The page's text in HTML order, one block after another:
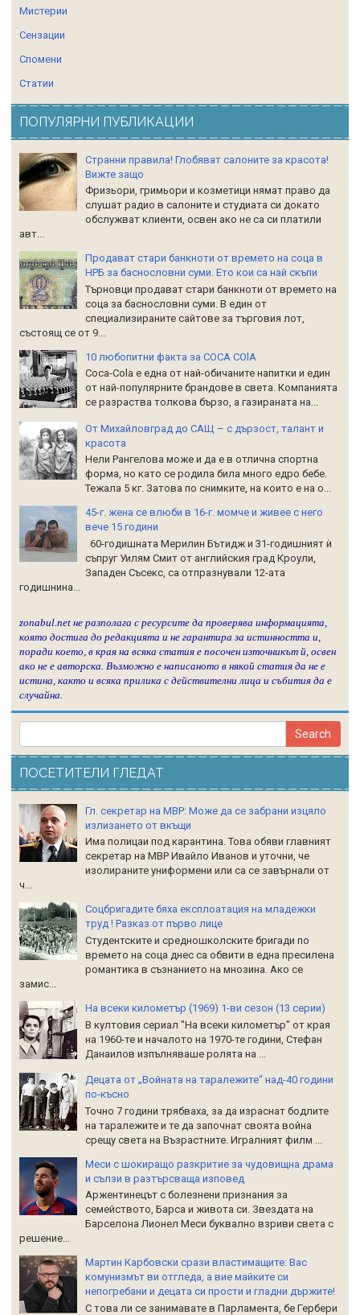
Мистерии
Сензации
Спомени
Статии
ПОПУЛЯРНИ ПУБЛИКАЦИИ
Странни правила! Глобяват салоните за красота!
Вижте защо
Фризьори, гримьори и козметици нямат право да
слушат радио в салоните и студиата си докато
обслужват клиенти, освен ако не са си платили
авт...
Продават стари банкноти от времето на соца в
НРБ за баснословни суми. Ето кои са най скъпи
Търновци продават стари банкноти от времето на
соца за баснословни суми. В един от
специализираните сайтове за търговия лот,
състоящ се от 9...
10 любопитни факта за COCA COlA
Coca-Cola е една от най-обичаните напитки и един
от най-популярните брандове в света. Компанията
се разраства толкова бързо, а газираната на...
От Михайловград до САЩ – с дързост, талант и
красота
Нели Рангелова може и да е в отлична спортна
форма, но като се родила била много едро бебе.
Тежала 5 кг. Затова по снимките, на които е на о...
45-г. жена се влюби в 16-г. момче и живее с него
вече 15 години
60-годишната Мерилин Бътидж и 31-годишният ѝ
съпруг Уилям Смит от английския град Кроули,
Западен Съсекс, са отпразнували 12-ата
годишнина...
zonabul.net не разполага с ресурсите да проверява информацията,
която достига до редакцията и не гарантира за истинността и,
поради което, в края на всяка статия е посочен източникът й, освен
ако не е авторска. Възможно е написаното в някой статия да не е
истина, както и всяка прилика с действителни лица и събития да е
случайна.
ПОСЕТИТЕЛИ ГЛЕДАТ
Гл. секретар на МВР: Може да се забрани изцяло
излизането от вкъщи
Има полицаи под карантина. Това обяви главният
секретар на МВР Ивайло Иванов и уточни, че
изолираните униформени или са се завърнали от
ч...
Соцбригадите бяха експлоатация на младежки
труд ! Разказ от първо лице
Студентските и средношколските бригади по
времето на соца днес са обвити в една пресилена
романтика в съзнанието на мнозина. Ако се
замис...
На всеки километър (1969) 1-ви сезон (13 серии)
В култовия сериал "На всеки километър" от края
на 1960-те и началото на 1970-те години, Стефан
Данаилов изпълняваше ролята на ...
Децата от „Войната на таралежите“ над-40 години
по-късно
Точно 7 години трябваха, за да израснат бодлите
на таралежите и те да започнат своята война
срещу света на Възрастните. Игралният филм ...
Меси с шокиращо разкритие за чудовищна драма
и сълзи в разтърсваща изповед
Аржентинецът с болезнени признания за
семейството, Барса и живота си. Звездата на
Барселона Лионел Меси буквално взриви света с
решение...
Мартин Карбовски срази властимащите: Вас
комунизмът ви отгледа, а вие майките си
непогребани и децата си прости и гладни държите!
С това ли се занимавате в Парламента, бе Гербери